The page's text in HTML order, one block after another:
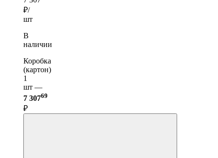
₽/
шт
В
наличии
Коробка
(картон)
1
шт —
7 30769
₽